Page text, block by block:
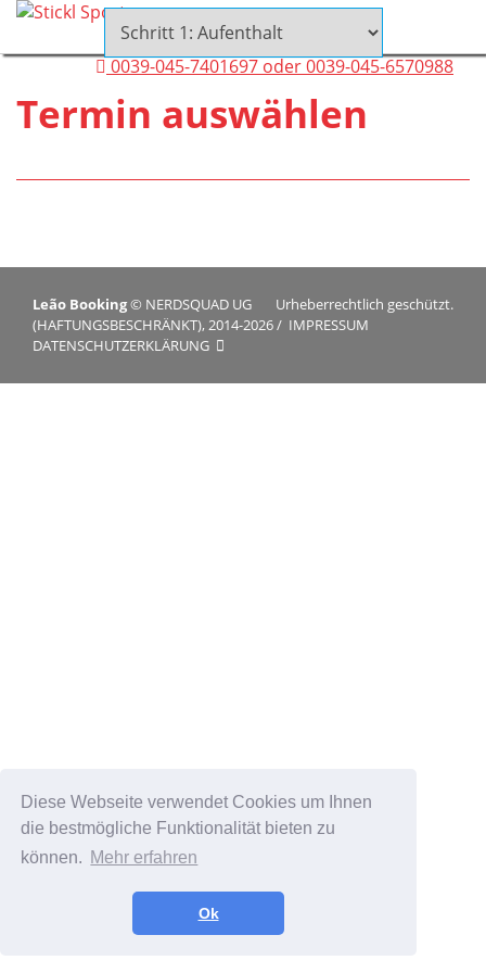
Diese Webseite verwendet Cookies um Ihnen
die bestmögliche Funktionalität bieten zu
können. Mehr erfahren
Ok
0039-045-7401697 oder 0039-045-6570988
Termin auswählen
Urheberrechtlich geschützt.
Leão Booking© NERDSQUAD UG
(HAFTUNGSBESCHRÄNKT), 2014-2026/ IMPRESSUM
DATENSCHUTZERKLÄRUNG